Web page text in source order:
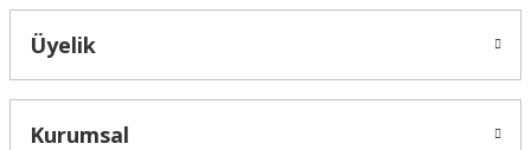
Üyelik
Kurumsal